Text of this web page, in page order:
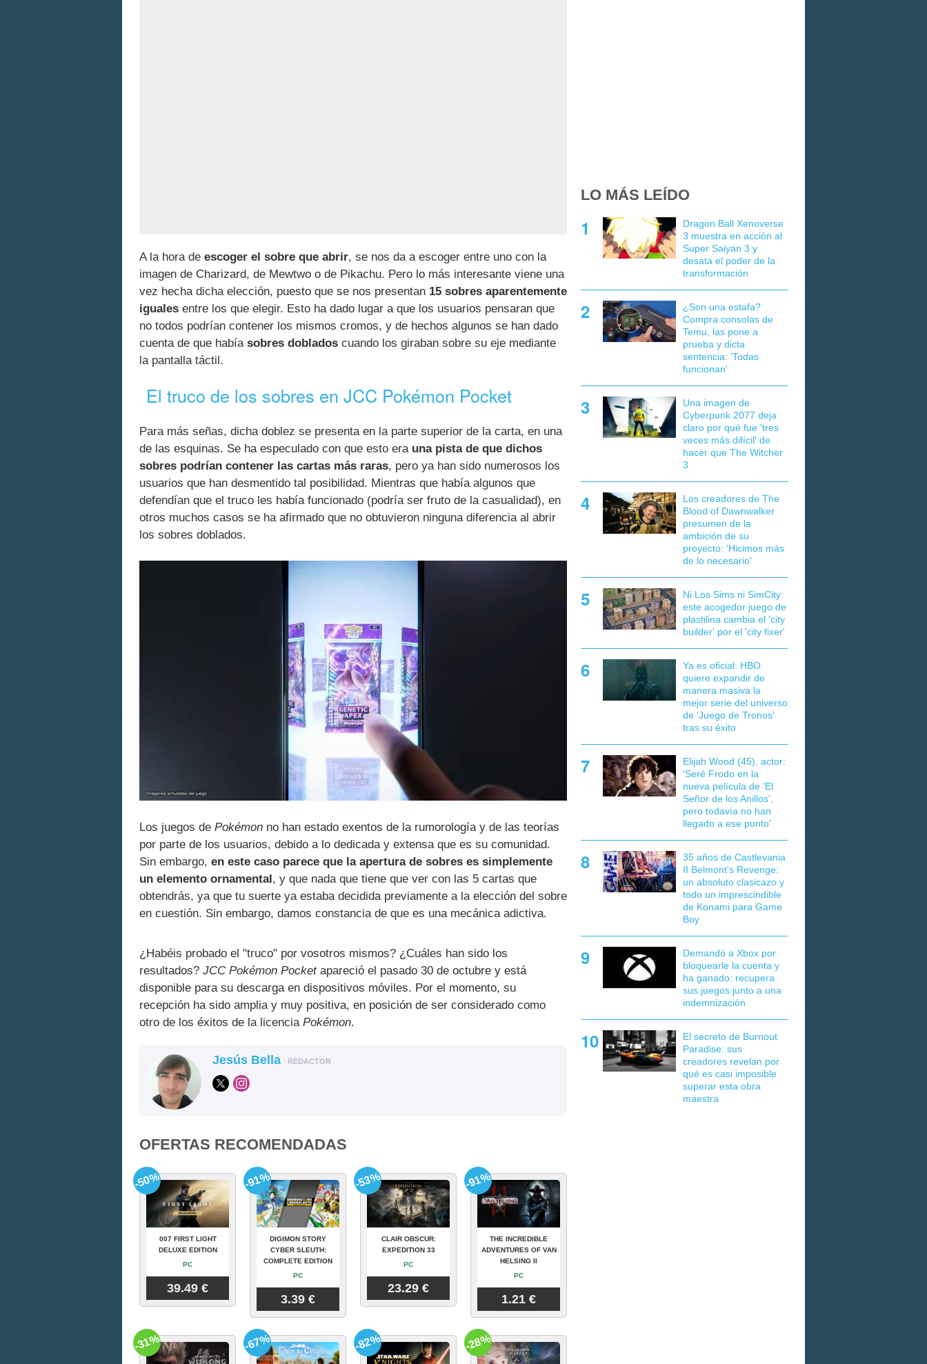
A la hora de escoger el sobre que abrir, se nos da a escoger entre uno con la
imagen de Charizard, de Mewtwo o de Pikachu. Pero lo más interesante viene una
vez hecha dicha elección, puesto que se nos presentan 15 sobres aparentemente
iguales entre los que elegir. Esto ha dado lugar a que los usuarios pensaran que
no todos podrían contener los mismos cromos, y de hechos algunos se han dado
cuenta de que había sobres doblados cuando los giraban sobre su eje mediante
la pantalla táctil.
El truco de los sobres en JCC Pokémon Pocket
Para más señas, dicha doblez se presenta en la parte superior de la carta, en una
de las esquinas. Se ha especulado con que esto era una pista de que dichos
sobres podrían contener las cartas más raras, pero ya han sido numerosos los
usuarios que han desmentido tal posibilidad. Mientras que había algunos que
defendían que el truco les había funcionado (podría ser fruto de la casualidad), en
otros muchos casos se ha afirmado que no obtuvieron ninguna diferencia al abrir
los sobres doblados.
Los juegos de Pokémon no han estado exentos de la rumorología y de las teorías
por parte de los usuarios, debido a lo dedicada y extensa que es su comunidad.
Sin embargo, en este caso parece que la apertura de sobres es simplemente
un elemento ornamental, y que nada que tiene que ver con las 5 cartas que
obtendrás, ya que tu suerte ya estaba decidida previamente a la elección del sobre
en cuestión. Sin embargo, damos constancia de que es una mecánica adictiva.
¿Habéis probado el "truco" por vosotros mismos? ¿Cuáles han sido los
resultados? JCC Pokémon Pocketapareció el pasado 30 de octubre y está
disponible para su descarga en dispositivos móviles. Por el momento, su
recepción ha sido amplia y muy positiva, en posición de ser considerado como
otro de los éxitos de la licencia Pokémon.
Jesús Bella REDACTOR
OFERTAS RECOMENDADAS
007 FIRST LIGHT
DELUXE EDITION
PC
39.49 €
-50%
DIGIMON STORY
CYBER SLEUTH:
COMPLETE EDITION
PC
3.39 €
-91%
CLAIR OBSCUR:
EXPEDITION 33
PC
23.29 €
-53%
THE INCREDIBLE
ADVENTURES OF VAN
HELSING II
PC
1.21 €
-91%
-31% -67% -82% -28%
LO MÁS LEÍDO
Dragon Ball Xenoverse
3 muestra en acción al
Super Saiyan 3 y
desata el poder de la
transformación
¿Son una estafa?
Compra consolas de
Temu, las pone a
prueba y dicta
sentencia: 'Todas
funcionan'
Una imagen de
Cyberpunk 2077 deja
claro por qué fue 'tres
veces más difícil' de
hacer que The Witcher
3
Los creadores de The
Blood of Dawnwalker
presumen de la
ambición de su
proyecto: 'Hicimos más
de lo necesario'
Ni Los Sims ni SimCity:
este acogedor juego de
plastilina cambia el 'city
builder' por el 'city fixer'
Ya es oficial: HBO
quiere expandir de
manera masiva la
mejor serie del universo
de 'Juego de Tronos'
tras su éxito
Elijah Wood (45), actor:
'Seré Frodo en la
nueva película de 'El
Señor de los Anillos',
pero todavía no han
llegado a ese punto'
35 años de Castlevania
II Belmont's Revenge:
un absoluto clasicazo y
todo un imprescindible
de Konami para Game
Boy
Demandó a Xbox por
bloquearle la cuenta y
ha ganado: recupera
sus juegos junto a una
indemnización
El secreto de Burnout
Paradise: sus
creadores revelan por
qué es casi imposible
superar esta obra
maestra